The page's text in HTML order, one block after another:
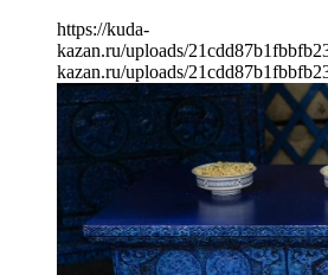
https://kuda-
kazan.ru/uploads/
kazan.ru/uploads/